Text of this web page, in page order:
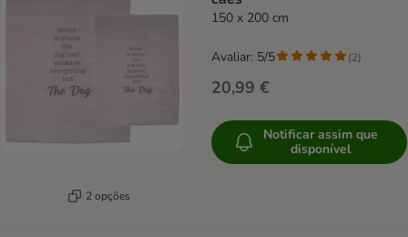
2 opções
150 x 200 cm
20,99 €
Avaliar: 5/5 (2)
Notificar assim que
disponível